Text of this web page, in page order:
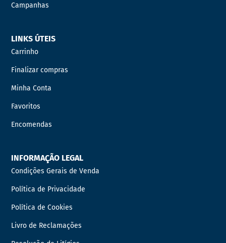
Campanhas
LINKS ÚTEIS
Carrinho
Finalizar compras
Minha Conta
Favoritos
Encomendas
INFORMAÇÃO LEGAL
Condições Gerais de Venda
Política de Privacidade
Política de Cookies
Livro de Reclamações